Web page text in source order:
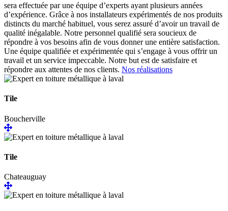
sera effectuée par une équipe d’experts ayant plusieurs années
d’expérience. Grâce à nos installateurs expérimentés de nos produits
distincts du marché habituel, vous serez assuré d’avoir un travail de
qualité inégalable. Notre personnel qualifié sera soucieux de
répondre à vos besoins afin de vous donner une entière satisfaction.
Une équipe qualifiée et expérimentée qui s’engage à vous offrir un
travail et un service impeccable. Notre but est de satisfaire et
répondre aux attentes de nos clients. Nos réalisations
Tile
Boucherville
Tile
Chateauguay